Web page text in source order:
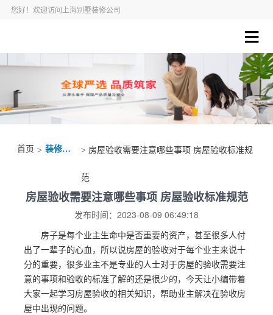
您好！欢迎访问上海别墅装修公司
首页 > 装修资讯 > 房屋验收需要注意哪些事项 房屋验收标准规
范
房屋验收需要注意哪些事项 房屋验收标准规范
发布时间：2023-08-09 06:49:18
房子是每个业主生命中是否重要的资产，甚至很多人付
出了一辈子的心血，所以说房屋的验收对于每个业主来说十
分的重要，很多业主不是专业的人士对于房屋的验收需要注
意的事项和验收的标准了解的还是很少的，今天让小编带着
大家一起学习房屋验收的相关知识，帮助业主解决在验收房
屋中出现的问题。